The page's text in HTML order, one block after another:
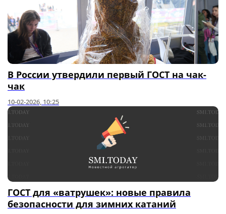
В России утвердили первый ГОСТ на чак-
чак
10-02-2026, 10:25
ГОСТ для «ватрушек»: новые правила
безопасности для зимних катаний